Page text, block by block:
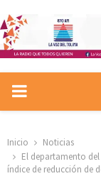
PRIMARY
Inicio
Noticias
El departamento
índice de reducción de